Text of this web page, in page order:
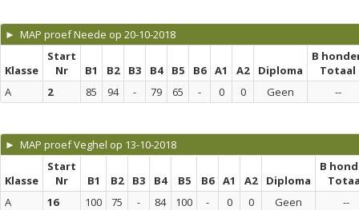
► MAP proef Neede op 20-10-2018
Klasse
Start
Nr
B1 B2 B3 B4 B5 B6 A1 A2 Diploma
B
Totaal
A
2 85 94 - 79 65 - 0 0 Geen --
► MAP proef Veghel op 13-10-2018
Klasse
Start
Nr
B1 B2 B3 B4 B5 B6 A1 A2 Diploma
B
A
16 100 75 - 84 100 - 0 0 Geen --